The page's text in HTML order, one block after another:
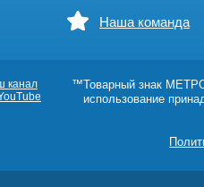
Наша команда
канал
™Товарный знак
использование